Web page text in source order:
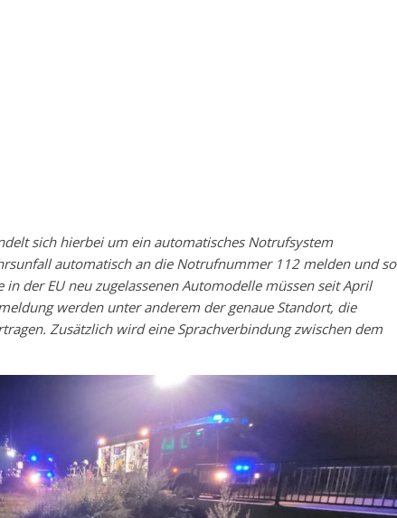
sich hierbei um ein automatisches Notrufsystem
automatisch an die Notrufnummer 112 melden und so
der EU neu zugelassenen Automodelle müssen seit April
werden unter anderem der genaue Standort, die
Zusätzlich wird eine Sprachverbindung zwischen dem